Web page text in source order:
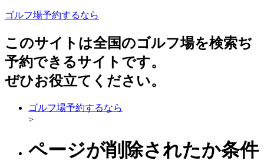
ゴルフ場予約するなら
このサイトは全国のゴルフ場を検索ぢ
予約できるサイトです。
ぜひお役立てください。
ゴルフ場予約するなら
>
ページが削除されたか条件